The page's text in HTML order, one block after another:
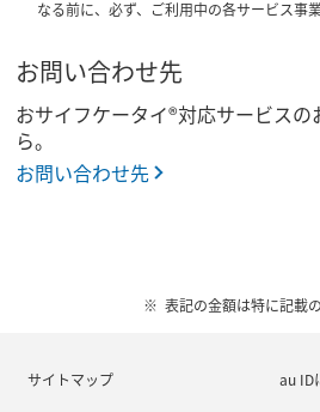
なる前に、必ず、ご利用中の各サービス事
お問い合わせ先
おサイフケータイ®対応サービス
ら。
お問い合わせ先
表記の金額は特に記載
サイトマップ au ID